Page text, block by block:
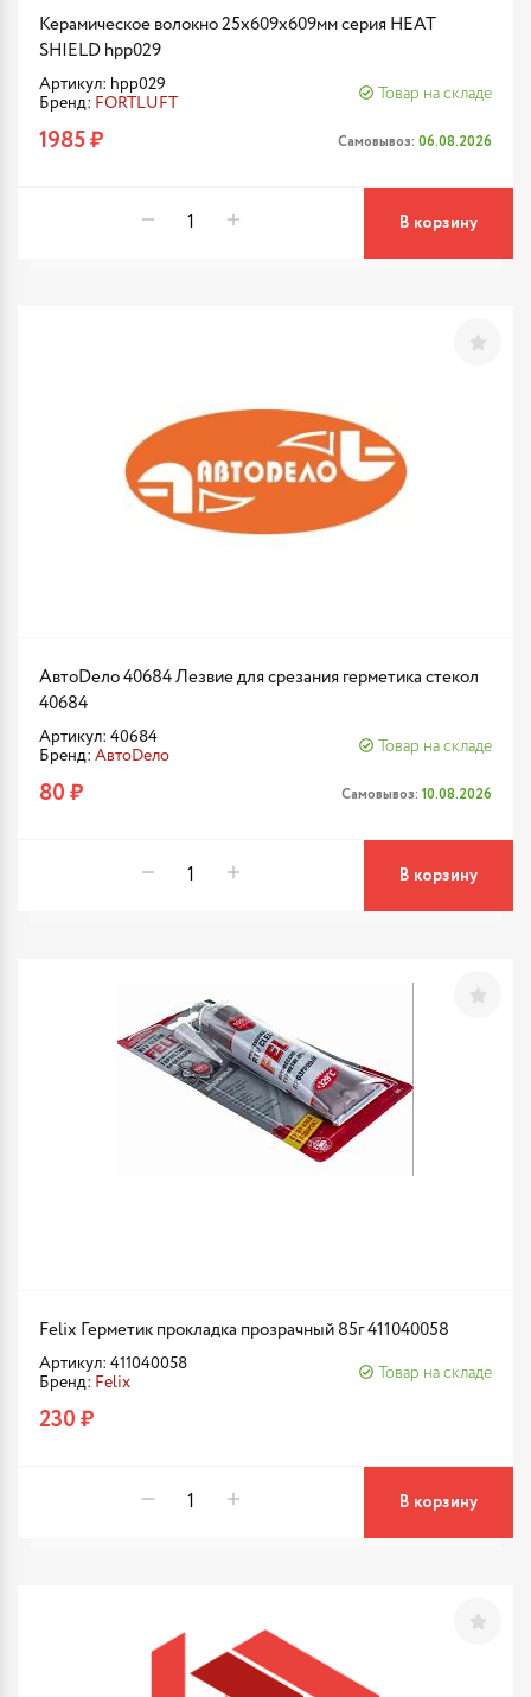
Керамическое волокно 25x609x609мм серия HEAT
SHIELD hpp029
Артикул: hpp029
Бренд: FORTLUFT
Товар на складе
1985 ₽ Самовывоз: 06.08.2026
В корзину
АвтоDело 40684 Лезвие для срезания герметика стекол
40684
Артикул: 40684
Бренд: АвтоDело
Товар на складе
80 ₽ Самовывоз: 10.08.2026
В корзину
Felix Герметик прокладка прозрачный 85г 411040058
Артикул: 411040058
Бренд: Felix
Товар на складе
230 ₽
В корзину